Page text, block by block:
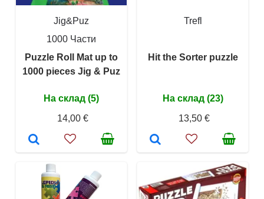
Jig&Puz
1000 Части
Puzzle Roll Mat up to
1000 pieces Jig & Puz
На склад (5)
14,00 €
Trefl
Hit the Sorter puzzle
На склад (23)
13,50 €